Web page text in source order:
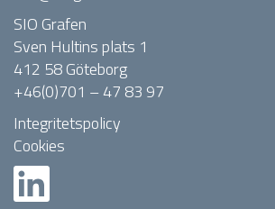
SIO Grafen
Sven Hultins plats 1
412 58 Göteborg
+46(0)701 – 47 83 97
Integritetspolicy
Cookies